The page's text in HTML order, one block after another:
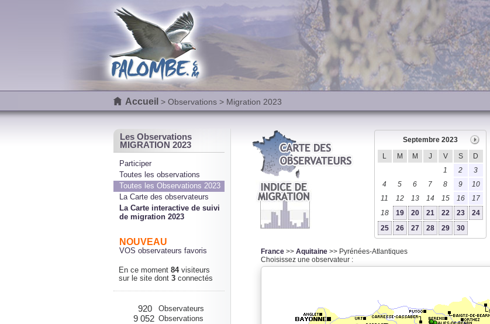
Accueil > Observations> Migration 2023
Les Observations
MIGRATION 2023
Participer
Toutes les observations
Toutes les Observations 2023
La Carte des observateurs
La Carte interactive de suivi
de migration 2023
NOUVEAU
VOS observateurs favoris
En ce moment 84visiteurs
sur le site dont 3connectés
920 Observateurs
9 052 Observations
Septembre 2023
L
M M J V S
D
1
2
3
4
5 6 7 8 9
10
11
12 13 14 15 16
17
18
19 20 21 22 23
24
25
26 27 28 29 30
France >> Aquitaine >> Pyrénées-Atlantiques
Choisissez une observateur :